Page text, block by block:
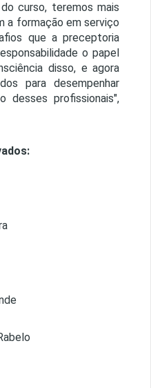
curso, teremos mais
a formação em serviço
que a preceptoria
o papel
disso, e agora
para desempenhar
desses profissionais",